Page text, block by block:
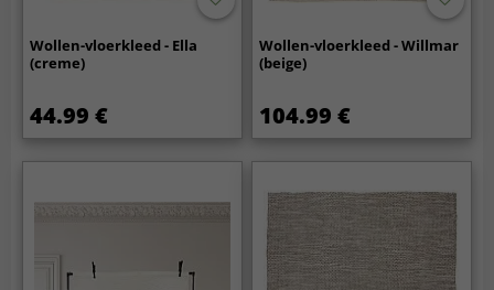
Wollen-vloerkleed - Ella
(creme)
44.99 €
Wollen-vloerkleed - Willmar
(beige)
104.99 €